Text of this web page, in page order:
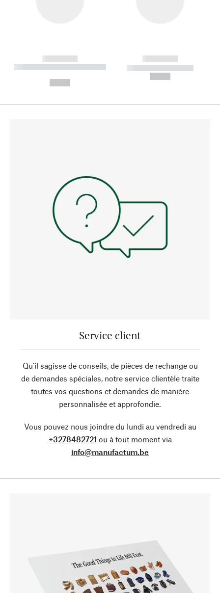
------------
----------- ----------- --------
------------
----------- -----------
Service client
Qu’il sagisse de conseils, de pièces de rechange ou
de demandes spéciales, notre service clientèle traite
toutes vos questions et demandes de manière
personnalisée et approfondie.
Vous pouvez nous joindre du lundi au vendredi au
+3278482721 ou à tout moment via
info@manufactum.be